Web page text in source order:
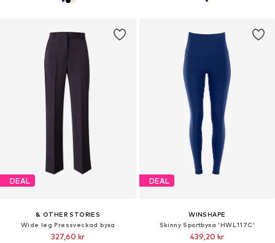
DEAL
& OTHER STORIES
Wide leg Pressveckad byxa
327,60 kr
DEAL
WINSHAPE
Skinny Sportbyxa 'HWL117C'
439,20 kr